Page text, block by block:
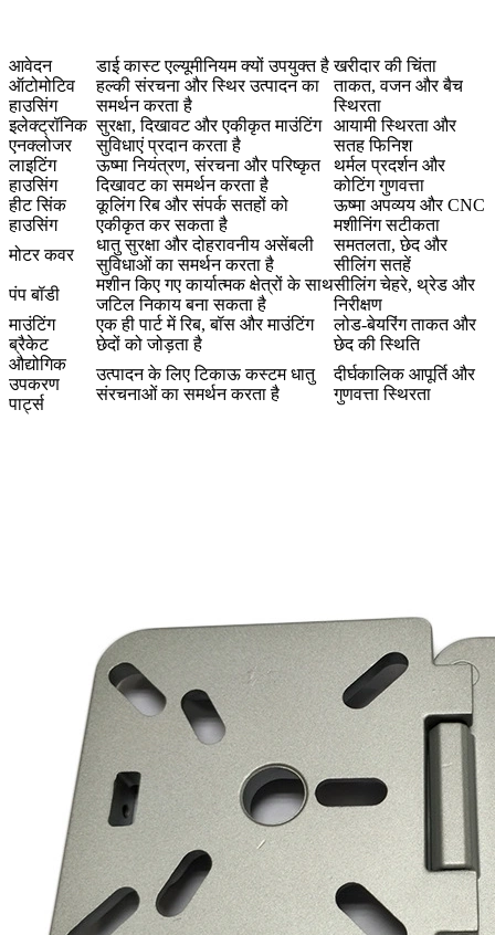
आवेदन डाई कास्ट एल्यूमीनियम क्यों उपयुक्त है खरीदार की चिंता
ऑटोमोटिव
हाउसिंग
हल्की संरचना और स्थिर उत्पादन का
समर्थन करता है
ताकत, वजन और बैच
स्थिरता
इलेक्ट्रॉनिक
एनक्लोजर
सुरक्षा, दिखावट और एकीकृत माउंटिंग
सुविधाएं प्रदान करता है
आयामी स्थिरता और
सतह फिनिश
लाइटिंग
हाउसिंग
ऊष्मा नियंत्रण, संरचना और परिष्कृत
दिखावट का समर्थन करता है
थर्मल प्रदर्शन और
कोटिंग गुणवत्ता
हीट सिंक
हाउसिंग
कूलिंग रिब और संपर्क सतहों को
एकीकृत कर सकता है
ऊष्मा अपव्यय और CNC
मशीनिंग सटीकता
मोटर कवर
धातु सुरक्षा और दोहरावनीय असेंबली
सुविधाओं का समर्थन करता है
समतलता, छेद और
सीलिंग सतहें
पंप बॉडी
मशीन किए गए कार्यात्मक क्षेत्रों के साथ
जटिल निकाय बना सकता है
सीलिंग चेहरे, थ्रेड और
निरीक्षण
माउंटिंग
ब्रैकेट
एक ही पार्ट में रिब, बॉस और माउंटिंग
छेदों को जोड़ता है
लोड-बेयरिंग ताकत और
छेद की स्थिति
औद्योगिक
उपकरण
पार्ट्स
उत्पादन के लिए टिकाऊ कस्टम धातु
संरचनाओं का समर्थन करता है
दीर्घकालिक आपूर्ति और
गुणवत्ता स्थिरता